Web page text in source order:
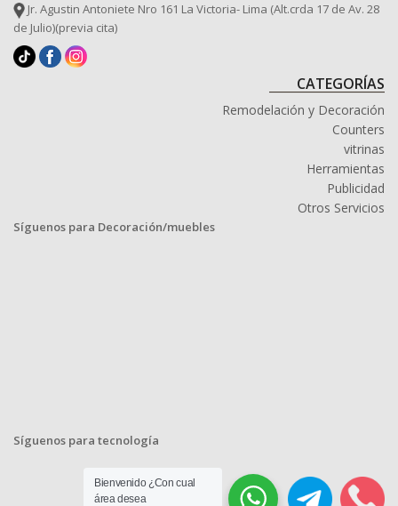
Jr. Agustin Antoniete Nro 161 La Victoria- Lima (Alt.crda 17 de Av. 28
de Julio)(previa cita)
CATEGORÍAS
Remodelación y Decoración
Counters
vitrinas
Herramientas
Publicidad
Otros Servicios
Síguenos para Decoración/muebles
Síguenos para tecnología
Bienvenido ¿Con cual
área desea